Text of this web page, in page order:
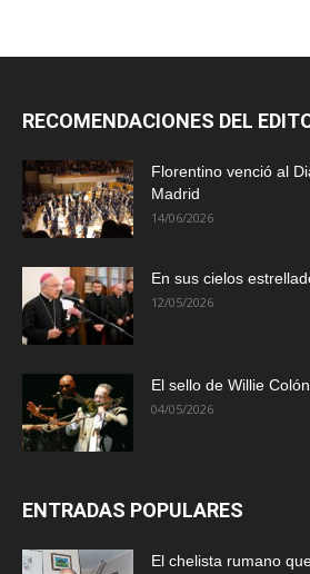
RECOMENDACIONES DEL
Florentino venció al
Madrid
14/06/2026
En sus cielos
12/05/2026
El sello de Willie
04/05/2026
ENTRADAS POPULARES
El chelista rumano